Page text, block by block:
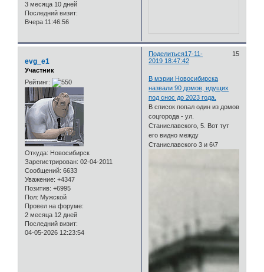
3 месяца 10 дней
Последний визит:
Вчера 11:46:56
Поделиться 15
17-11-
2019 18:47:42
evg_e1
Участник
Рейтинг:
Откуда: Новосибирск
Зарегистрирован: 02-04-2011
Сообщений: 6633
Уважение: +4347
Позитив: +6995
Пол: Мужской
Провел на форуме:
2 месяца 12 дней
Последний визит:
04-05-2026 12:23:54
В мэрии Новосибирска
назвали 90 домов, идущих
под снос до 2023 года.
В список попал один из домов
соцгорода - ул.
Станиславского, 5. Вот тут
его видно между
Станиславского 3 и 6\7